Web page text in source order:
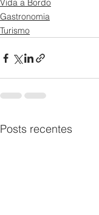
Vida a Bordo
Gastronomia
Turismo
Posts recentes